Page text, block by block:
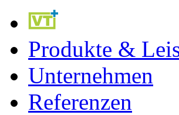
Produkte &
Unternehmen
Referenzen